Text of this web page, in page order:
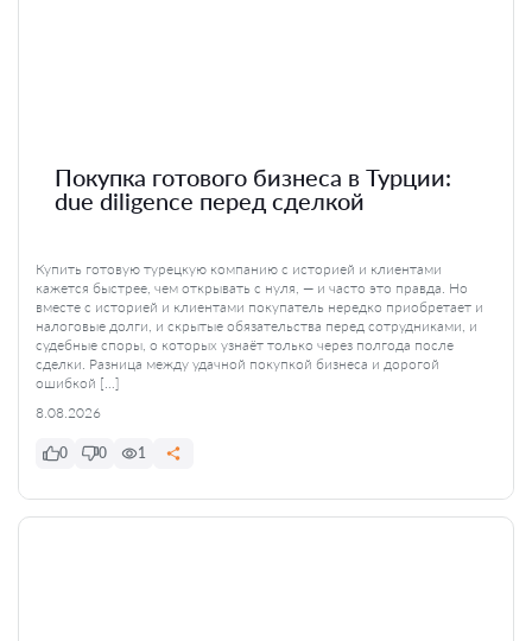
Покупка готового бизнеса в Турции:
due diligence перед сделкой
Купить готовую турецкую компанию с историей и клиентами
кажется быстрее, чем открывать с нуля, — и часто это правда. Но
вместе с историей и клиентами покупатель нередко приобретает и
налоговые долги, и скрытые обязательства перед сотрудниками, и
судебные споры, о которых узнаёт только через полгода после
сделки. Разница между удачной покупкой бизнеса и дорогой
ошибкой […]
8.08.2026
0 0 1